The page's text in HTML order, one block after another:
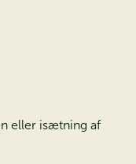
eller isætning af